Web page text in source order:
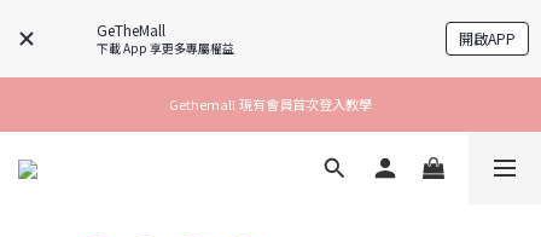
GeTheMall
下載 App 享更多專屬權益 開啟APP
Gethemall 現有會員首次登入教學